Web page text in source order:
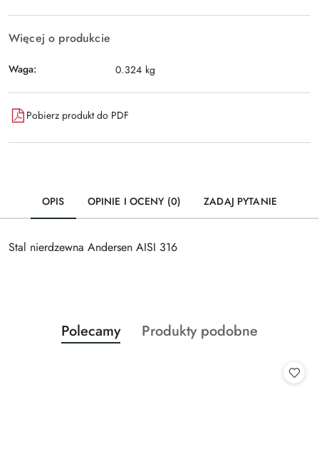
Więcej o produkcie
Waga: 0.324 kg
Pobierz produkt do PDF
OPIS OPINIE I OCENY (0) ZADAJ PYTANIE
Stal nierdzewna Andersen AISI 316
Pomiń karuzelę produktów
Produkty
o
Polecamy
Produkty
Produkty podobne